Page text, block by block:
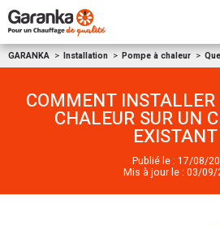
GARANKA Installation Pompe à chaleur
COMMENT
CHALEUR SUR UN
Publié le : 17/08/
Mis à jour le : 03/09/